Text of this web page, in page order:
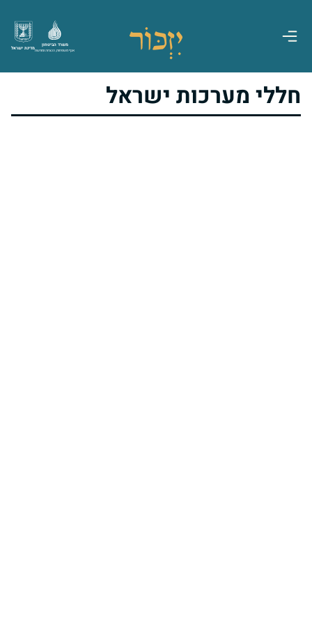
מדינת ישראל
משרד הביטחון
אגף משפחות, הנצחה ומורשת
חללי מערכות ישראל